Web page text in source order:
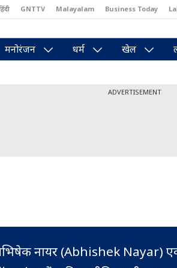
GNTTV Malayalam Business Today
मनोरंजन धर्म खेल
ADVERTISEMENT
नायर (Abhishek Nayar)